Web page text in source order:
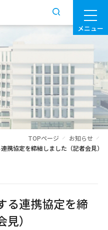
メニュー
TOPページ
お知らせ
携協定を締結しました（記者会見）
る連携協定を締
）